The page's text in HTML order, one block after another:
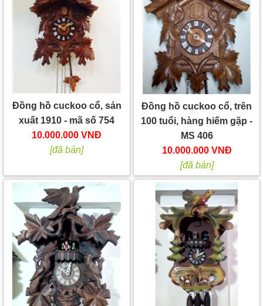
Đồng hồ cuckoo cổ, sản
xuất 1910 - mã số 754
10.000.000 VNĐ
[đã bán]
Đồng hồ cuckoo cổ, trên
100 tuổi, hàng hiếm gặp -
MS 406
10.000.000 VNĐ
[đã bán]